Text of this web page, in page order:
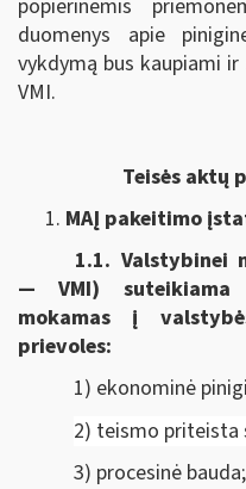
popierinėmis
duomenys apie
vykdymą bus kaupiami
VMI.
Teisės aktų
MAĮ pakeitimo
1.1. Valstybinei
— VMI) suteikiama
mokamas į
prievoles:
1) ekonominė
2) teismo priteista
3) procesinė bauda;